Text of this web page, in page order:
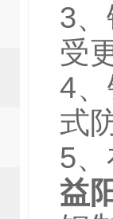
3
受
4
式
5
益